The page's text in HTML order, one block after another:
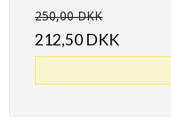
250,00 DKK
212,50 DKK